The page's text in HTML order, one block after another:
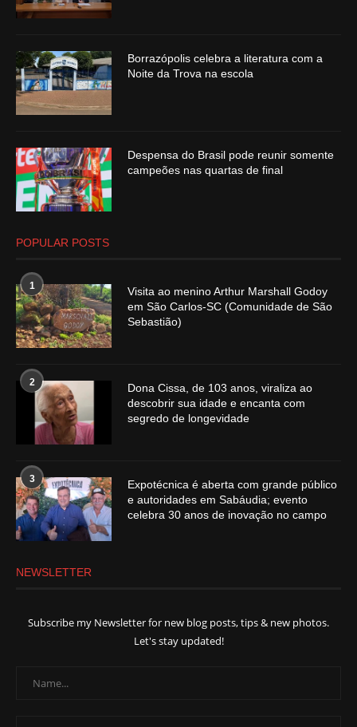
Borrazópolis celebra a literatura com a
Noite da Trova na escola
Despensa do Brasil pode reunir somente
campeões nas quartas de final
POPULAR POSTS
1
Visita ao menino Arthur Marshall Godoy
em São Carlos-SC (Comunidade de São
Sebastião)
2
Dona Cissa, de 103 anos, viraliza ao
descobrir sua idade e encanta com
segredo de longevidade
3
Expotécnica é aberta com grande público
e autoridades em Sabáudia; evento
celebra 30 anos de inovação no campo
NEWSLETTER
Subscribe my Newsletter for new blog posts, tips & new photos.
Let's stay updated!